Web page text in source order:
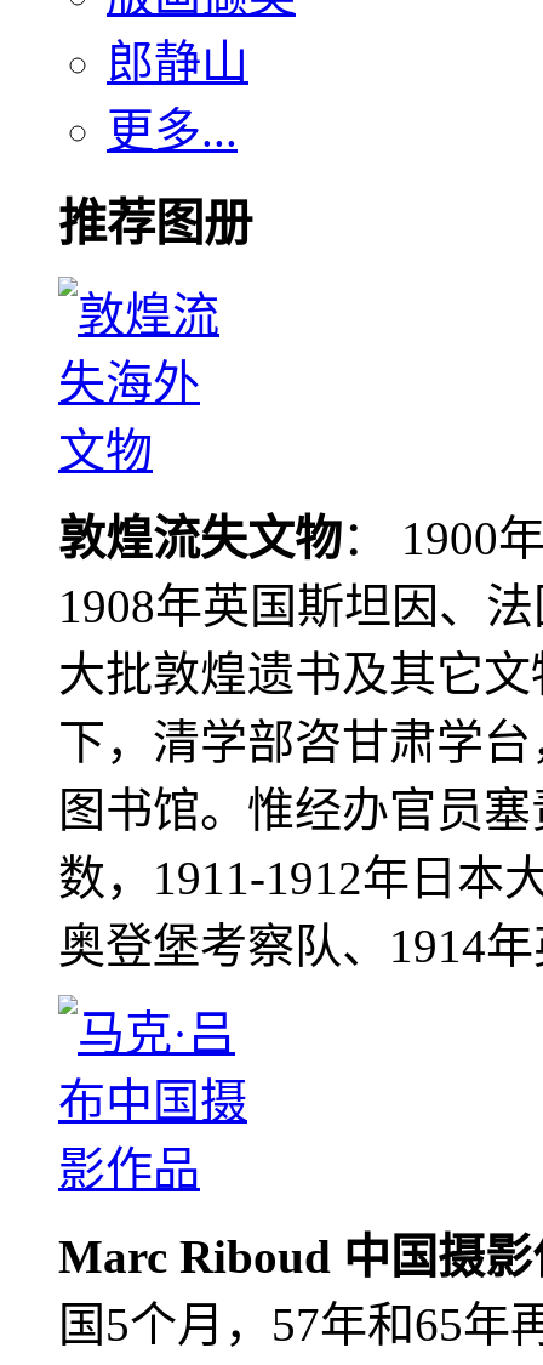
郎静山
更多...
推荐图册
敦煌流失文物： 1900
1908年英国斯坦因、
大批敦煌遗书及其它
下，清学部咨甘肃学
图书馆。惟经办官员
数，1911-1912年日本
奥登堡考察队、1914
Marc Riboud 中国摄
国5个月，57年和65年